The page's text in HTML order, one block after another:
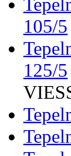
105/5
125/5